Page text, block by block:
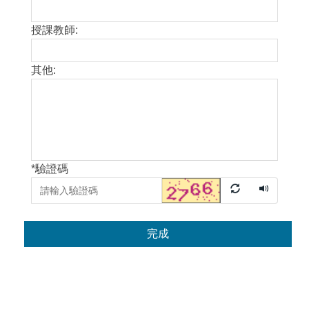
授課教師:
其他:
*驗證碼
完成